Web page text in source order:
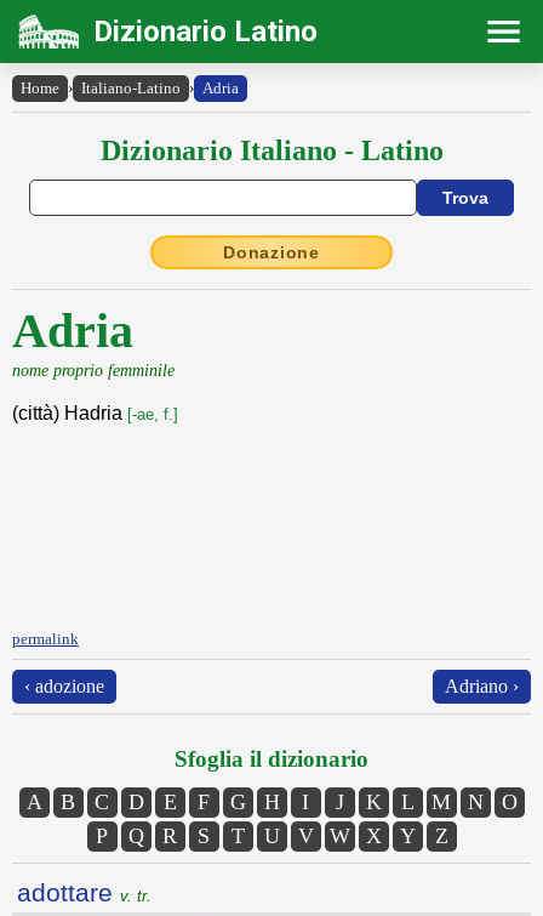
Dizionario Latino
Home › Italiano-Latino › Adria
Dizionario Italiano - Latino
Donazione
Adria
nome proprio femminile
(città) Hadria [-ae, f.]
permalink
‹ adozione Adriano ›
Sfoglia il dizionario
A B C D E F G H I J K L M N
O
P
Q R S T U V W X Y Z
adottare v. tr.